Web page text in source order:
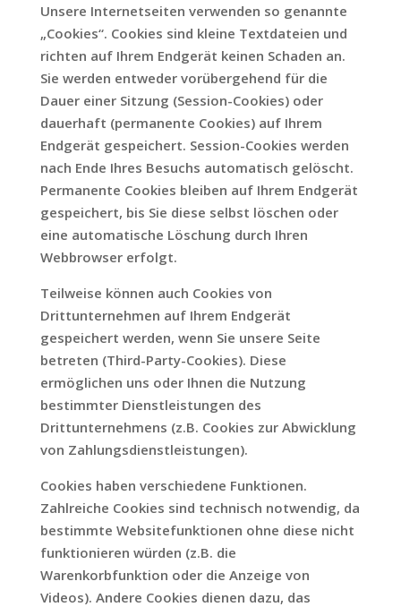
Unsere Internetseiten verwenden so genannte
„Cookies“. Cookies sind kleine Textdateien und
richten auf Ihrem Endgerät keinen Schaden an.
Sie werden entweder vorübergehend für die
Dauer einer Sitzung (Session-Cookies) oder
dauerhaft (permanente Cookies) auf Ihrem
Endgerät gespeichert. Session-Cookies werden
nach Ende Ihres Besuchs automatisch gelöscht.
Permanente Cookies bleiben auf Ihrem Endgerät
gespeichert, bis Sie diese selbst löschen oder
eine automatische Löschung durch Ihren
Webbrowser erfolgt.
Teilweise können auch Cookies von
Drittunternehmen auf Ihrem Endgerät
gespeichert werden, wenn Sie unsere Seite
betreten (Third-Party-Cookies). Diese
ermöglichen uns oder Ihnen die Nutzung
bestimmter Dienstleistungen des
Drittunternehmens (z.B. Cookies zur Abwicklung
von Zahlungsdienstleistungen).
Cookies haben verschiedene Funktionen.
Zahlreiche Cookies sind technisch notwendig, da
bestimmte Websitefunktionen ohne diese nicht
funktionieren würden (z.B. die
Warenkorbfunktion oder die Anzeige von
Videos). Andere Cookies dienen dazu, das